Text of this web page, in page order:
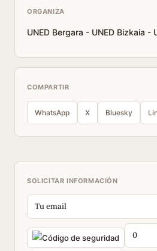
ORGANIZA
UNED Bergara - UNED Bizkaia -
COMPARTIR
WhatsApp X Bluesky
SOLICITAR INFORMACIÓN